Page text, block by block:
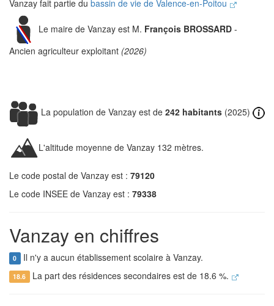
Vanzay fait partie du bassin de vie de Valence-en-Poitou
Le maire de Vanzay est M. François BROSSARD -
Ancien agriculteur exploitant (2026)
La population de Vanzay est de 242 habitants (2025)
L'altitude moyenne de Vanzay 132 mètres.
Le code postal de Vanzay est : 79120
Le code INSEE de Vanzay est : 79338
Vanzay en chiffres
0 Il n'y a aucun établissement scolaire à Vanzay.
18.6 La part des résidences secondaires est de 18.6 %.